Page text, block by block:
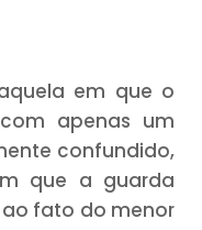
em que o
apenas um
confundido,
que a guarda
fato do menor